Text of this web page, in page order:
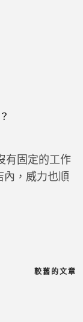
有固定的工作
，威力也順
較舊的文章